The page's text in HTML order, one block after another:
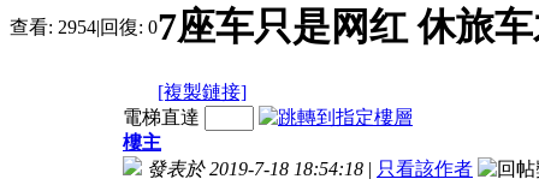
查看: 2954|回復: 07座车只是网红 休旅
[複製鏈接]
電梯直達
樓主
發表於 2019-7-18 18:54:18 | 只看該作者